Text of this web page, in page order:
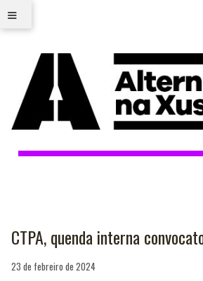
≡
CTPA, quenda interna
23 de febreiro de 2024